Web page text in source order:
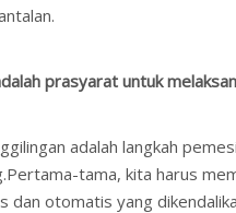
prasyarat untuk
adalah langkah
tama, kita harus
dan otomatis yang